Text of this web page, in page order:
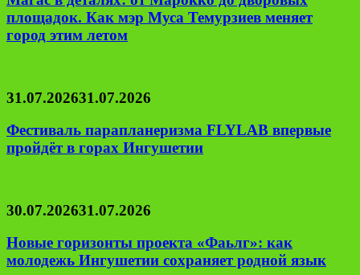
площадок. Как мэр Муса Темурзиев меняет
город этим летом
31.07.202631.07.2026
Фестиваль парапланеризма FLYLAB впервые
пройдёт в горах Ингушетии
30.07.202631.07.2026
Новые горизонты проекта «Фаьлг»: как
молодежь Ингушетии сохраняет родной язык